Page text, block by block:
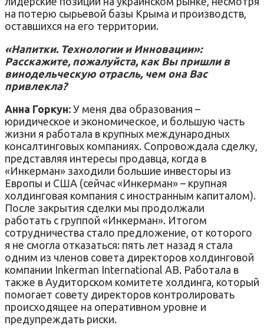
на потерю сырьевой базы Крыма и производств,
оставшихся на его территории.
«Напитки. Технологии и Инновации»:
Расскажите, пожалуйста, как Вы пришли в
винодельческую отрасль, чем она Вас
привлекла?
Анна Горкун: У меня два образования –
юридическое и экономическое, и большую часть
жизни я работала в крупных международных
консалтинговых компаниях. Сопровождала сделку,
представляя интересы продавца, когда в
«Инкерман» заходили большие инвесторы из
Европы и США (сейчас «Инкерман» – крупная
холдинговая компания с иностранным капиталом).
После закрытия сделки мы продолжали
работать с группой «Инкерман». Итогом
сотрудничества стало предложение, от которого
я не смогла отказаться: пять лет назад я стала
одним из членов совета директоров холдинговой
компании Inkerman International AB. Работала в
также в Аудиторском комитете холдинга, который
помогает совету директоров контролировать
происходящее на оперативном уровне и
предупреждать риски.